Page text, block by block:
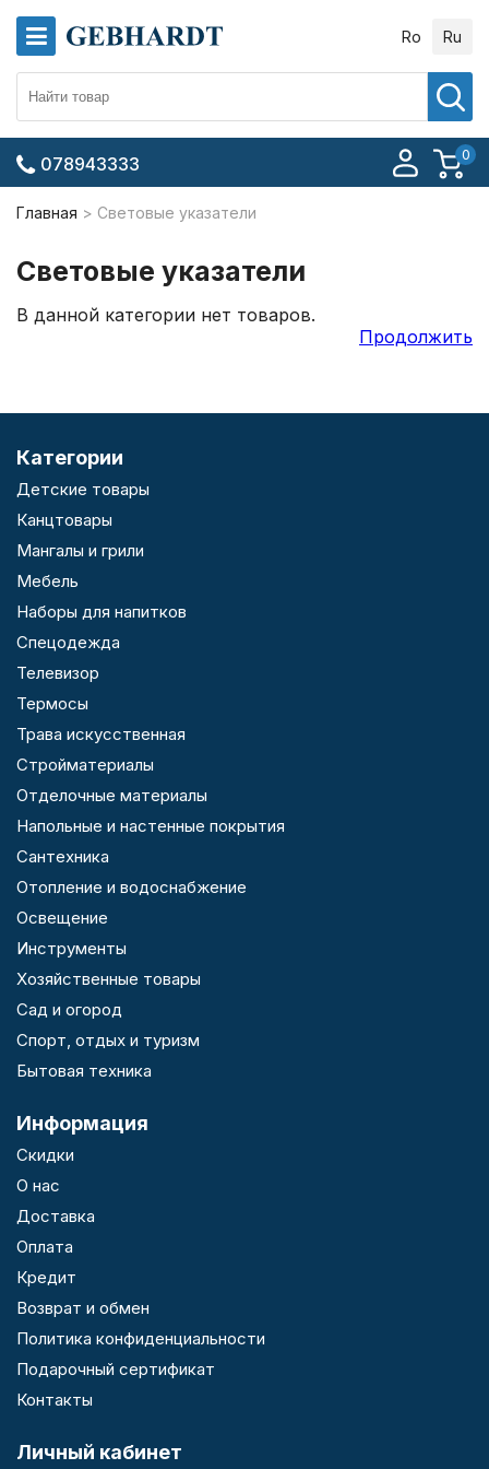
Ro Ru
0
078943333
Главная Световые указатели
Световые указатели
В данной категории нет товаров.
Продолжить
Категории
Детские товары
Канцтовары
Мангалы и грили
Мебель
Наборы для напитков
Спецодежда
Телевизор
Термосы
Трава искусственная
Стройматериалы
Отделочные материалы
Напольные и настенные покрытия
Сантехника
Отопление и водоснабжение
Освещение
Инструменты
Хозяйственные товары
Сад и огород
Спорт, отдых и туризм
Бытовая техника
Информация
Скидки
О нас
Доставка
Оплата
Кредит
Возврат и обмен
Политика конфиденциальности
Подарочный сертификат
Контакты
Личный кабинет